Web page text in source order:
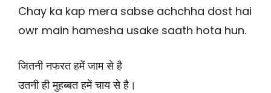
Chay ka kap mera sabse achchha dost hai
owr main hamesha usake saath hota hun.
जितनी नफरत हमें जाम से है
उतनी ही मुहब्बत हमें चाय से है।